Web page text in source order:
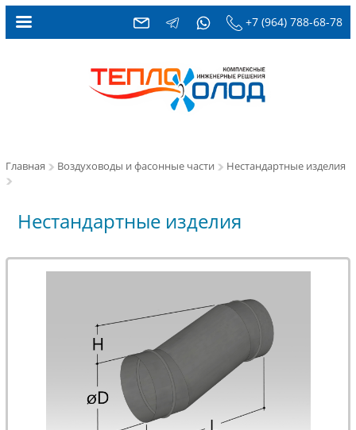
+7 (964) 788-68-78
Главная Воздуховоды и фасонные части Нестандартные изделия
Нестандартные изделия